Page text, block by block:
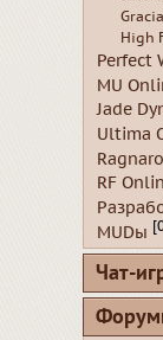
Gracia
High
Perfect
MU
Jade
Ultima
RF
MUDы
Чат-